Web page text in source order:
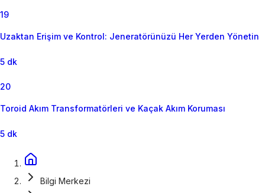
19
Uzaktan Erişim ve Kontrol: Jeneratörünüzü Her Yerden Yönetin
5 dk
20
Toroid Akım Transformatörleri ve Kaçak Akım Koruması
5 dk
Bilgi Merkezi